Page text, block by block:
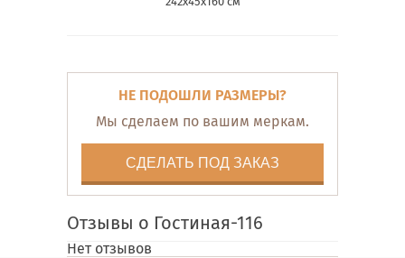
НЕ ПОДОШЛИ РАЗМЕРЫ?
Мы сделаем по вашим меркам.
СДЕЛАТЬ ПОД ЗАКАЗ
Отзывы о Гостиная-116
Нет отзывов